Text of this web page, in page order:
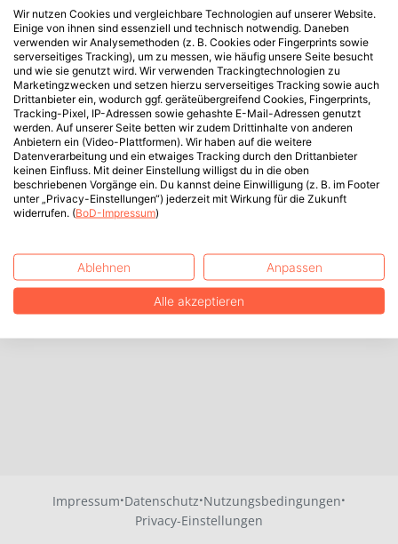
Impressum·Datenschutz·Nutzungsbedingungen·
Privacy-Einstellungen
Wir nutzen Cookies und vergleichbare Technologien auf unserer Website.
Einige von ihnen sind essenziell und technisch notwendig. Daneben
verwenden wir Analysemethoden (z. B. Cookies oder Fingerprints sowie
serverseitiges Tracking), um zu messen, wie häufig unsere Seite besucht
und wie sie genutzt wird. Wir verwenden Trackingtechnologien zu
Marketingzwecken und setzen hierzu serverseitiges Tracking sowie auch
Drittanbieter ein, wodurch ggf. geräteübergreifend Cookies, Fingerprints,
Tracking-Pixel, IP-Adressen sowie gehashte E-Mail-Adressen genutzt
werden. Auf unserer Seite betten wir zudem Drittinhalte von anderen
Anbietern ein (Video-Plattformen). Wir haben auf die weitere
Datenverarbeitung und ein etwaiges Tracking durch den Drittanbieter
keinen Einfluss. Mit deiner Einstellung willigst du in die oben
beschriebenen Vorgänge ein. Du kannst deine Einwilligung (z. B. im Footer
unter „Privacy-Einstellungen“) jederzeit mit Wirkung für die Zukunft
widerrufen. (BoD-Impressum)
Ablehnen Anpassen
Alle akzeptieren